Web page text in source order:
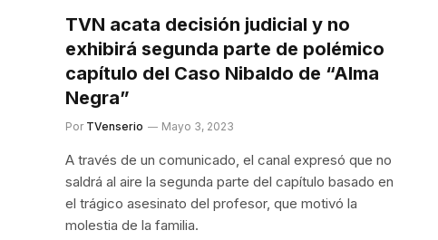
TVN acata decisión judicial y no
exhibirá segunda parte de polémico
capítulo del Caso Nibaldo de “Alma
Negra”
Por TVenserio Mayo 3, 2023
A través de un comunicado, el canal expresó que no
saldrá al aire la segunda parte del capítulo basado en
el trágico asesinato del profesor, que motivó la
molestia de la familia.